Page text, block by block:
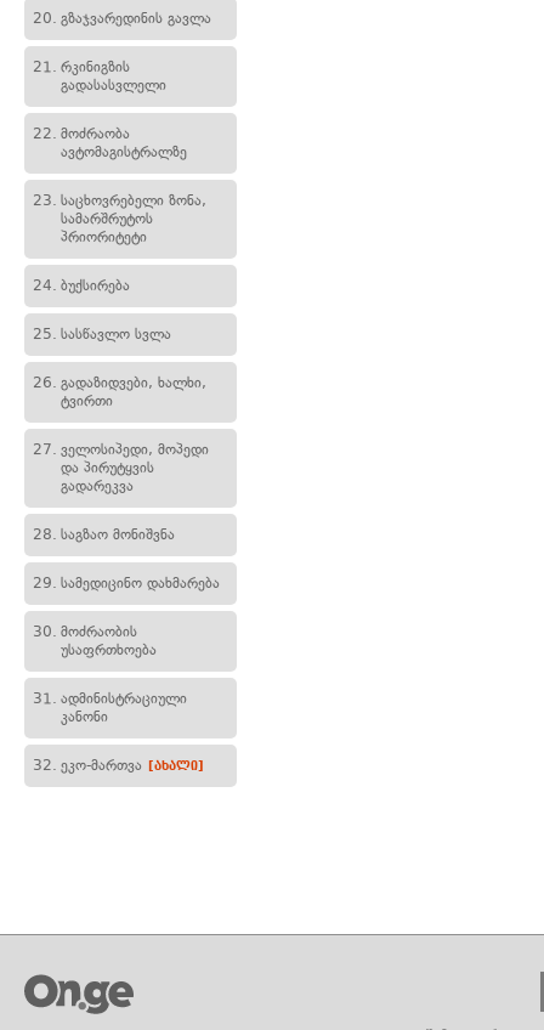
20. გზაჯვარედინის გავლა
21. რკინიგზის
გადასასვლელი
22. მოძრაობა
ავტომაგისტრალზე
23. საცხოვრებელი ზონა,
სამარშრუტოს
პრიორიტეტი
24. ბუქსირება
25. სასწავლო სვლა
26. გადაზიდვები, ხალხი,
ტვირთი
27. ველოსიპედი, მოპედი
და პირუტყვის
გადარეკვა
28. საგზაო მონიშვნა
29. სამედიცინო დახმარება
30. მოძრაობის
უსაფრთხოება
31. ადმინისტრაციული
კანონი
32. ეკო-მართვა [ახალი]